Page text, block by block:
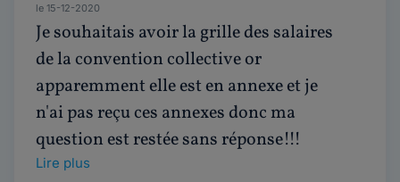
le 15-12-2020
Je souhaitais avoir la grille des salaires
de la convention collective or
apparemment elle est en annexe et je
n'ai pas reçu ces annexes donc ma
question est restée sans réponse!!!
Lire plus